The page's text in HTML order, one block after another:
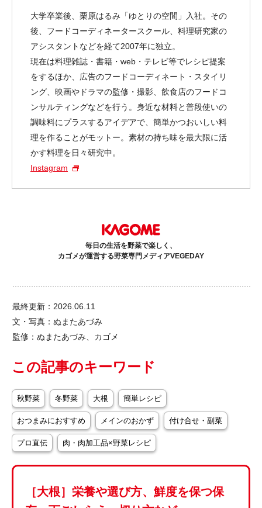
大学卒業後、栗原はるみ「ゆとりの空間」入社。その
後、フードコーディネータースクール、料理研究家の
アシスタントなどを経て2007年に独立。
現在は料理雑誌・書籍・web・テレビ等でレシピ提案
をするほか、広告のフードコーディネート・スタイリ
ング、映画やドラマの監修・撮影、飲食店のフードコ
ンサルティングなどを行う。身近な材料と普段使いの
調味料にプラスするアイデアで、簡単かつおいしい料
理を作ることがモットー。素材の持ち味を最大限に活
かす料理を日々研究中。
Instagram
毎日の生活を野菜で楽しく、
カゴメが運営する野菜専門メディアVEGEDAY
最終更新：2026.06.11
文・写真：ぬまたあづみ
監修：ぬまたあづみ、カゴメ
この記事のキーワード
秋野菜 冬野菜 大根 簡単レシピ
おつまみにおすすめ メインのおかず 付け合せ・副菜
プロ直伝 肉・肉加工品×野菜レシピ
［大根］栄養や選び方、鮮度を保つ保